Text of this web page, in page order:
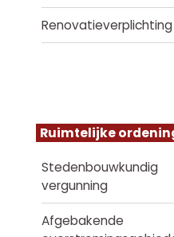
Renovatieverplichting
Ruimtelijke
Stedenbouwkundig
vergunning
Afgebakende